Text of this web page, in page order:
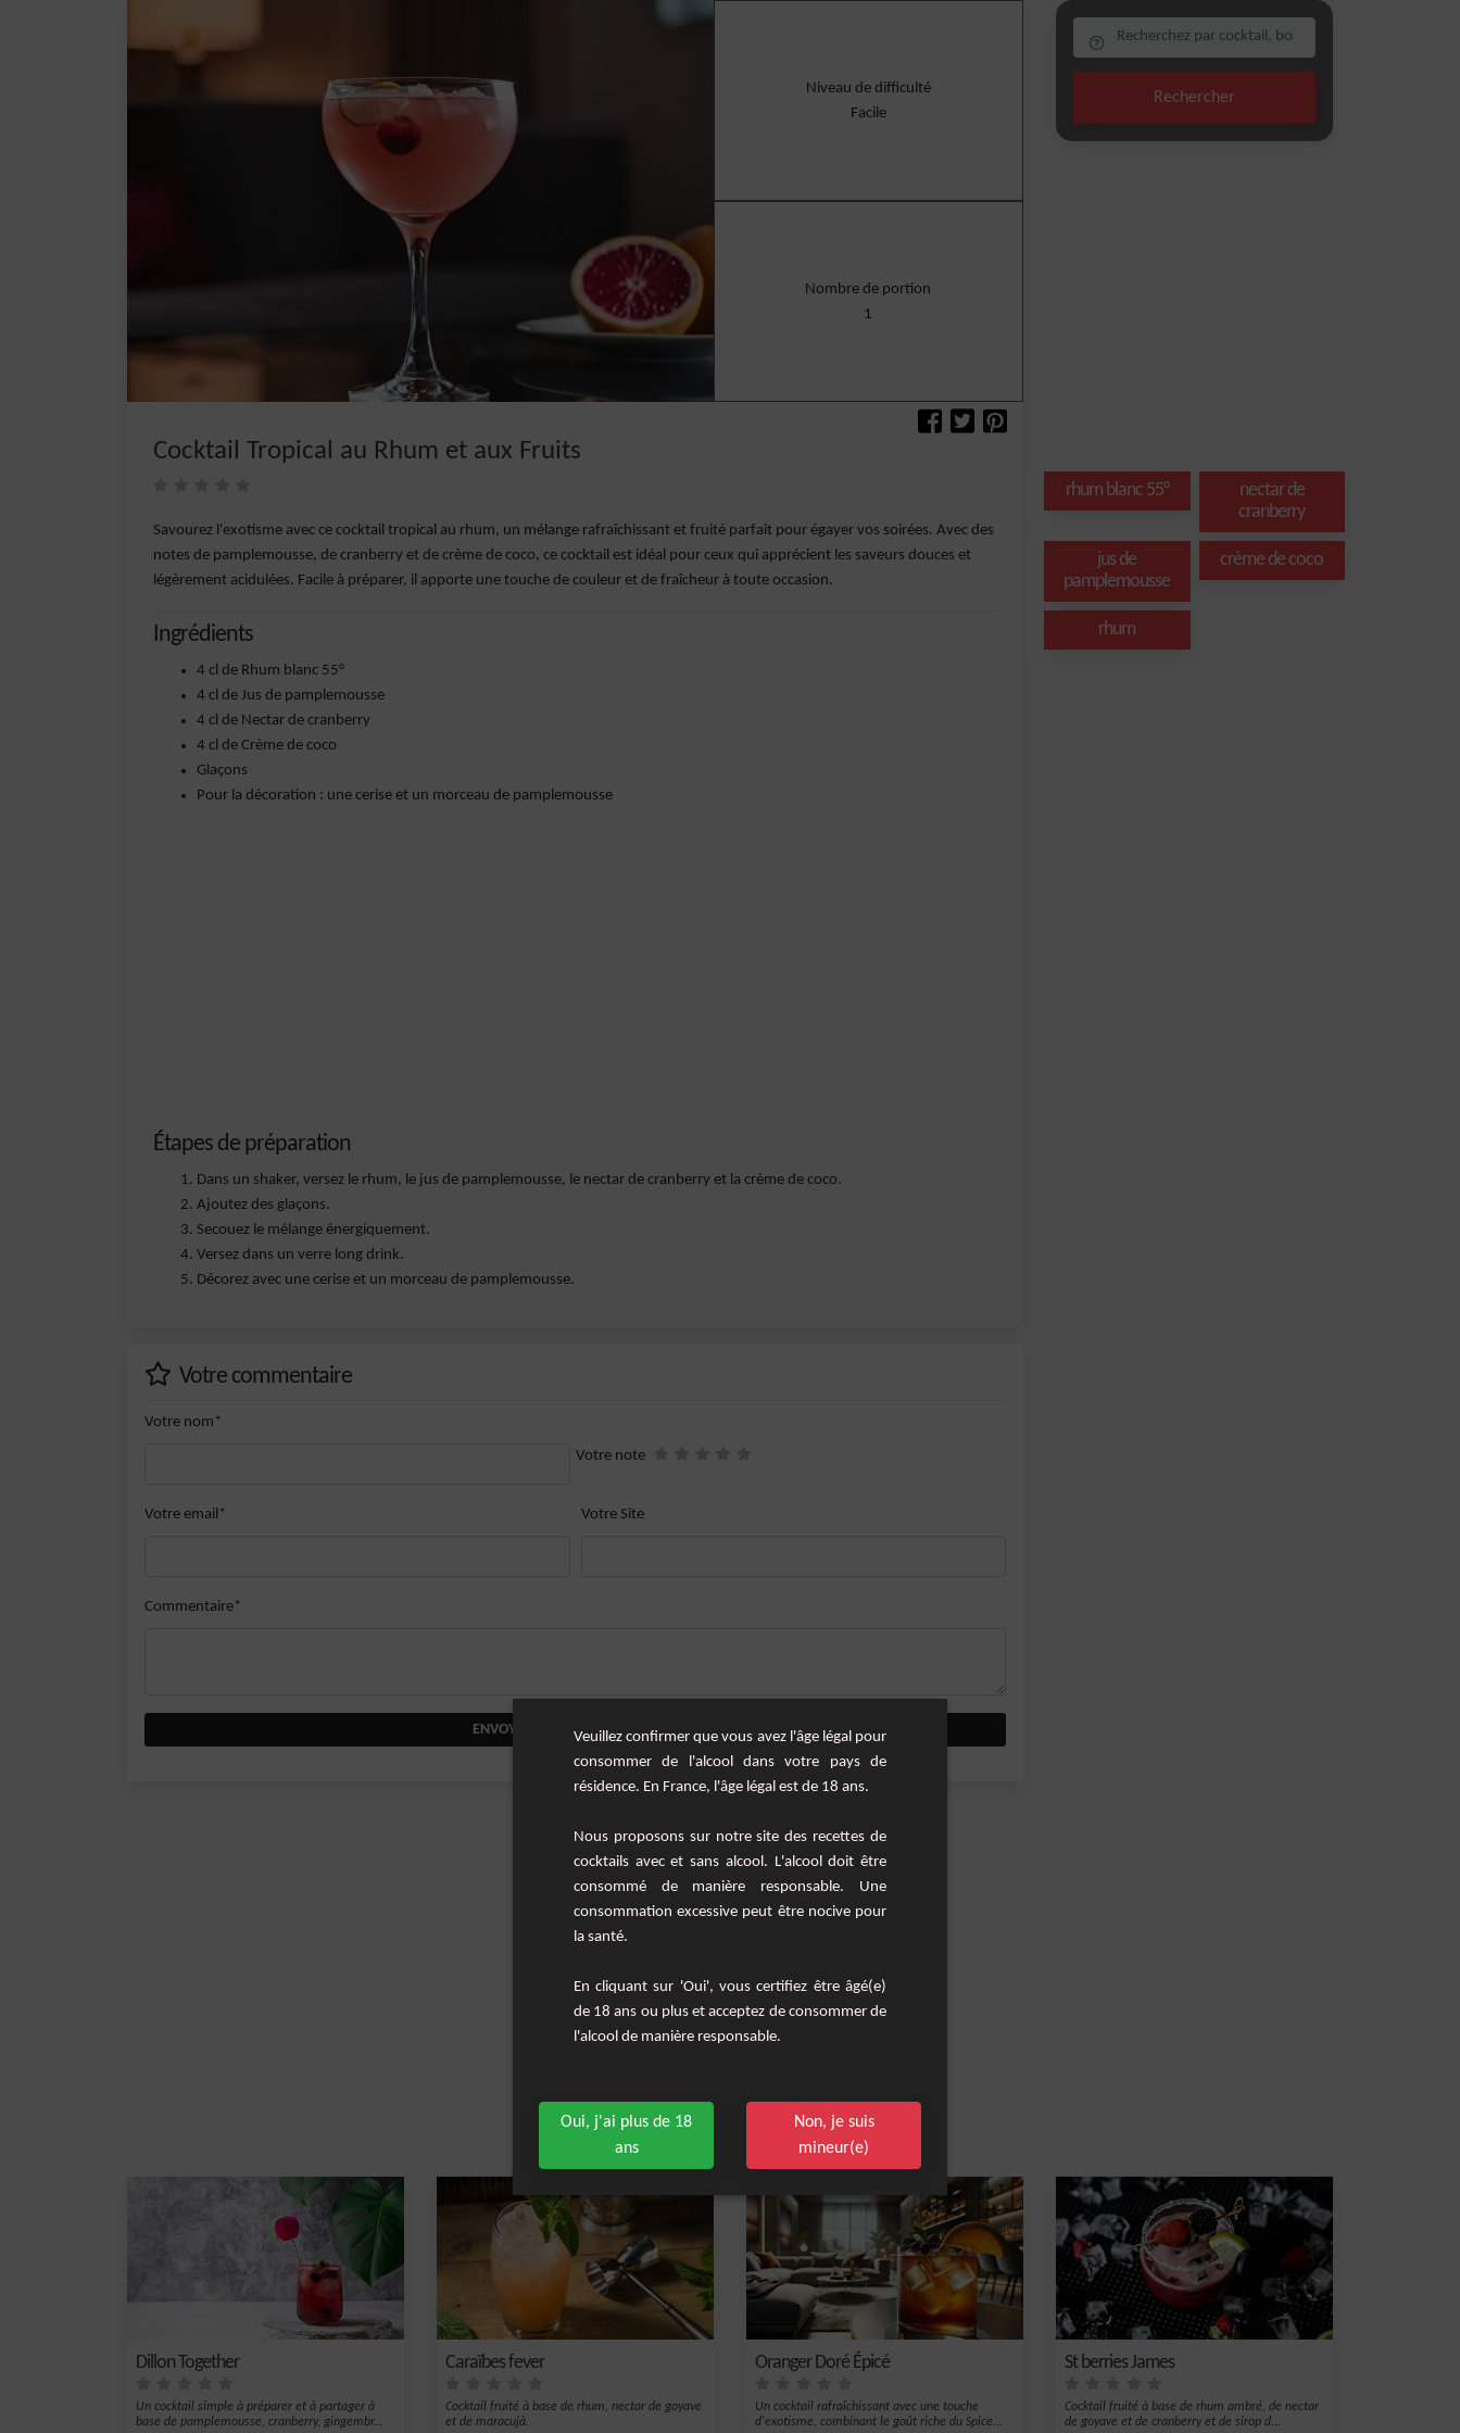
Niveau de difficulté
Facile
Nombre de portion
1
Cocktail Tropical au Rhum et aux Fruits
Savourez l'exotisme avec ce cocktail tropical au rhum, un mélange rafraîchissant et fruité parfait pour égayer vos soirées. Avec des
notes de pamplemousse, de cranberry et de crème de coco, ce cocktail est idéal pour ceux qui apprécient les saveurs douces et
légèrement acidulées. Facile à préparer, il apporte une touche de couleur et de fraîcheur à toute occasion.
Ingrédients
4 cl de Rhum blanc 55°
4 cl de Jus de pamplemousse
4 cl de Nectar de cranberry
4 cl de Crème de coco
Glaçons
Pour la décoration : une cerise et un morceau de pamplemousse
Étapes de préparation
Dans un shaker, versez le rhum, le jus de pamplemousse, le nectar de cranberry et la crème de coco.
Ajoutez des glaçons.
Secouez le mélange énergiquement.
Versez dans un verre long drink.
Décorez avec une cerise et un morceau de pamplemousse.
Votre commentaire
Votre nom*
Votre note
Votre email* Votre Site
Commentaire*
ENVOYER VOTRE COMMENTAIRE
Rechercher
rhum blanc 55°
nectar de
cranberry
jus de
pamplemousse
crème de coco
rhum
Les cocktails similaires
Dillon Together
Un cocktail simple à préparer et à partager à
base de pamplemousse, cranberry, gingembr...
Caraïbes fever
Cocktail fruité à base de rhum, nectar de goyave
et de maracujà.
Oranger Doré Épicé
Un cocktail rafraîchissant avec une touche
d'exotisme, combinant le goût riche du Spice...
St berries James
Cocktail fruité à base de rhum ambré, de nectar
de goyave et de cranberry et de sirop d...
Veuillez confirmer que vous avez l'âge légal pour
consommer de l'alcool dans votre pays de
résidence. En France, l'âge légal est de 18 ans.
Nous proposons sur notre site des recettes de
cocktails avec et sans alcool. L'alcool doit être
consommé de manière responsable. Une
consommation excessive peut être nocive pour
la santé.
En cliquant sur 'Oui', vous certifiez être âgé(e)
de 18 ans ou plus et acceptez de consommer de
l'alcool de manière responsable.
Oui, j'ai plus de 18
ans
Non, je suis
mineur(e)